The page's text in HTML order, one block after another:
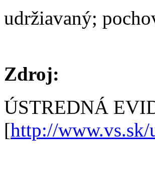
udržiavaný;
Zdroj:
ÚSTREDNÁ
[http://www.vs.sk/